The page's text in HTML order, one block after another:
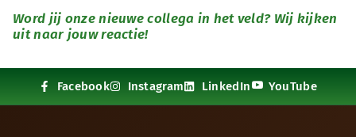
Word jij onze nieuwe collega in het veld? Wij kijken
uit naar jouw reactie!
Facebook Instagram LinkedIn YouTube